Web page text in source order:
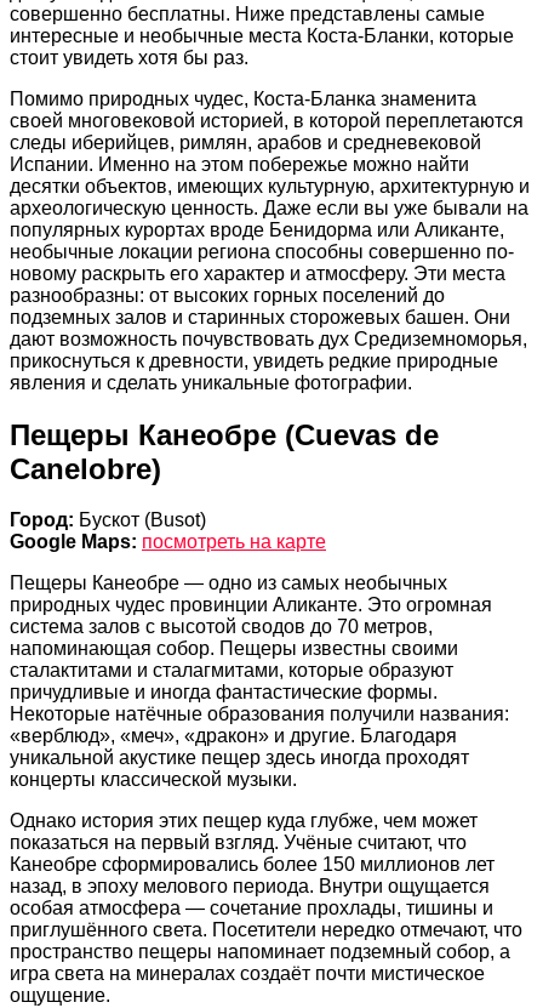
совершенно бесплатны. Ниже представлены самые
интересные и необычные места Коста-Бланки, которые
стоит увидеть хотя бы раз.
Помимо природных чудес, Коста-Бланка знаменита
своей многовековой историей, в которой переплетаются
следы иберийцев, римлян, арабов и средневековой
Испании. Именно на этом побережье можно найти
десятки объектов, имеющих культурную, архитектурную и
археологическую ценность. Даже если вы уже бывали на
популярных курортах вроде Бенидорма или Аликанте,
необычные локации региона способны совершенно по-
новому раскрыть его характер и атмосферу. Эти места
разнообразны: от высоких горных поселений до
подземных залов и старинных сторожевых башен. Они
дают возможность почувствовать дух Средиземноморья,
прикоснуться к древности, увидеть редкие природные
явления и сделать уникальные фотографии.
Пещеры Канеобре (Cuevas de
Canelobre)
Город: Бускот (Busot)
Google Maps: посмотреть на карте
Пещеры Канеобре — одно из самых необычных
природных чудес провинции Аликанте. Это огромная
система залов с высотой сводов до 70 метров,
напоминающая собор. Пещеры известны своими
сталактитами и сталагмитами, которые образуют
причудливые и иногда фантастические формы.
Некоторые натёчные образования получили названия:
«верблюд», «меч», «дракон» и другие. Благодаря
уникальной акустике пещер здесь иногда проходят
концерты классической музыки.
Однако история этих пещер куда глубже, чем может
показаться на первый взгляд. Учёные считают, что
Канеобре сформировались более 150 миллионов лет
назад, в эпоху мелового периода. Внутри ощущается
особая атмосфера — сочетание прохлады, тишины и
приглушённого света. Посетители нередко отмечают, что
пространство пещеры напоминает подземный собор, а
игра света на минералах создаёт почти мистическое
ощущение.